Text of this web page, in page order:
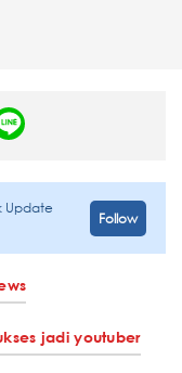
Update
Follow
jadi youtuber